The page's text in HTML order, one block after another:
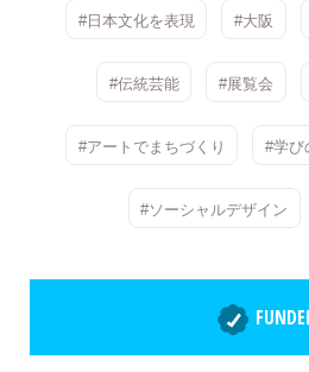
#日本文化を表現 #大阪
#伝統芸能 #展覧会
#アートでまちづくり #学び
#ソーシャルデザイン